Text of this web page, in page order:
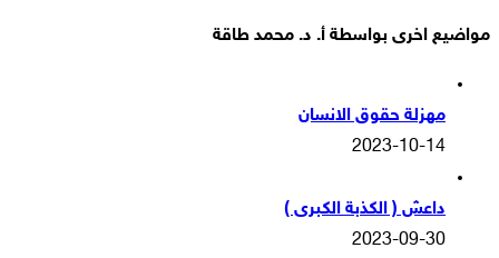
مواضيع اخرى بواسطة أ. د. محمد طاقة
مهزلة حقوق الانسان
2023-10-14
داعش ( الكذبة الكبرى )
2023-09-30